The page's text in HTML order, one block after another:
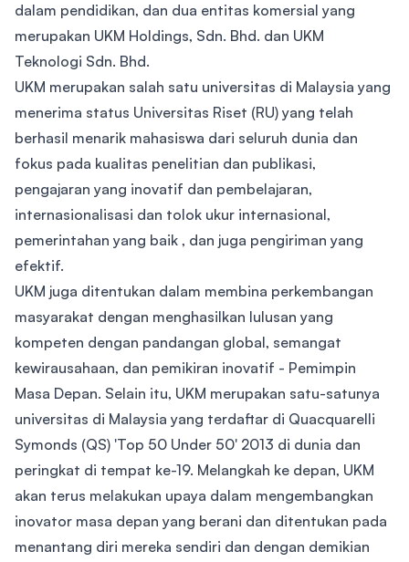
dalam pendidikan, dan dua entitas komersial yang
merupakan UKM Holdings, Sdn. Bhd. dan UKM
Teknologi Sdn. Bhd.
UKM merupakan salah satu universitas di Malaysia yang
menerima status Universitas Riset (RU) yang telah
berhasil menarik mahasiswa dari seluruh dunia dan
fokus pada kualitas penelitian dan publikasi,
pengajaran yang inovatif dan pembelajaran,
internasionalisasi dan tolok ukur internasional,
pemerintahan yang baik , dan juga pengiriman yang
efektif.
UKM juga ditentukan dalam membina perkembangan
masyarakat dengan menghasilkan lulusan yang
kompeten dengan pandangan global, semangat
kewirausahaan, dan pemikiran inovatif - Pemimpin
Masa Depan. Selain itu, UKM merupakan satu-satunya
universitas di Malaysia yang terdaftar di Quacquarelli
Symonds (QS) 'Top 50 Under 50' 2013 di dunia dan
peringkat di tempat ke-19. Melangkah ke depan, UKM
akan terus melakukan upaya dalam mengembangkan
inovator masa depan yang berani dan ditentukan pada
menantang diri mereka sendiri dan dengan demikian